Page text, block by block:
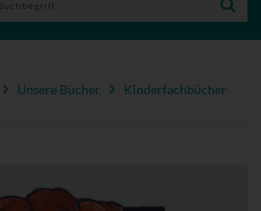
Unsere Bücher
Kinderfachbücher